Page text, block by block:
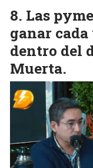
Las
ganar cada
dentro del
Muerta.